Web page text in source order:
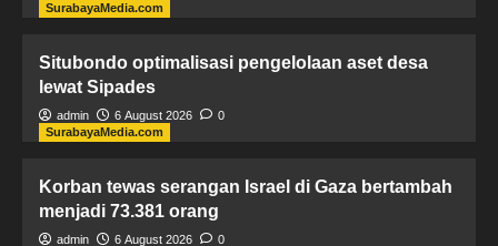
SurabayaMedia.com
Situbondo optimalisasi pengelolaan aset desa
lewat Sipades
admin 6 August 2026
0
SurabayaMedia.com
Korban tewas serangan Israel di Gaza bertambah
menjadi 73.381 orang
admin 6 August 2026 0